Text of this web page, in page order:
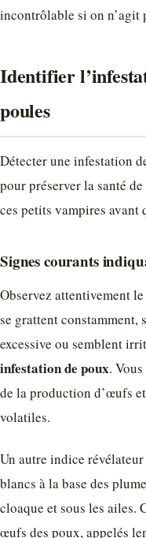
incontrôlable si on n’agit
Identifier
poules
Détecter une infestation
pour préserver la santé
ces petits vampires avant
Signes courants
Observez attentivement
se grattent constamment,
excessive ou semblent
infestation de poux.
de la production d’œufs
volatiles.
Un autre indice
blancs à la base des
cloaque et sous les ailes.
œufs des poux, appelés